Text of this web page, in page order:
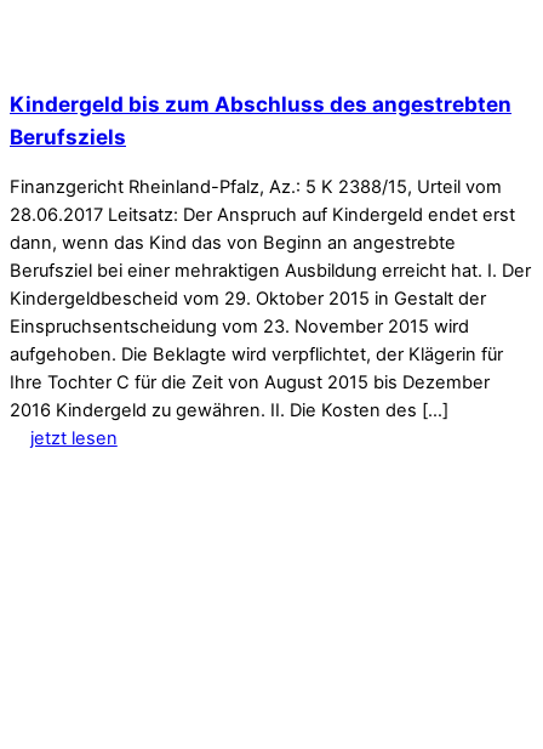
Kindergeld bis zum Abschluss des angestrebten
Berufsziels
Finanzgericht Rheinland-Pfalz, Az.: 5 K 2388/15, Urteil vom
28.06.2017 Leitsatz: Der Anspruch auf Kindergeld endet erst
dann, wenn das Kind das von Beginn an angestrebte
Berufsziel bei einer mehraktigen Ausbildung erreicht hat. I. Der
Kindergeldbescheid vom 29. Oktober 2015 in Gestalt der
Einspruchsentscheidung vom 23. November 2015 wird
aufgehoben. Die Beklagte wird verpflichtet, der Klägerin für
Ihre Tochter C für die Zeit von August 2015 bis Dezember
2016 Kindergeld zu gewähren. II. Die Kosten des […]
jetzt lesen